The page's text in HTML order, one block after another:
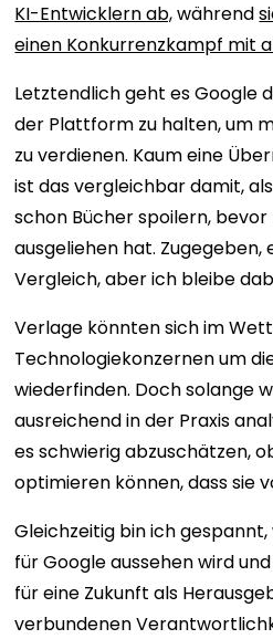
KI-Entwicklern ab,während
einen Konkurrenzkampf mit
Letztendlich geht es Google
der Plattform zu halten, um
zu verdienen. Kaum eine
ist das vergleichbar damit,
schon Bücher spoilern,
ausgeliehen hat.
Vergleich, aber ich bleibe
Verlage könnten sich im
Technologiekonzernen um
wiederfinden. Doch solange
ausreichend in der Praxis
es schwierig abzuschätzen,
optimieren können, dass sie
Gleichzeitig bin ich
für Google aussehen wird
für eine Zukunft als
verbundenen